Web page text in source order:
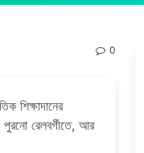
0
শিক্ষাদানের
পুরনো রেলবর্গীতে, আর